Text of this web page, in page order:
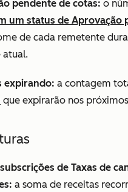
pendente de cotas: o
um status de Aprovação
de cada remetente
atual.
expirando: a contagem
que expirarão nos
de Taxas de
a soma de receitas